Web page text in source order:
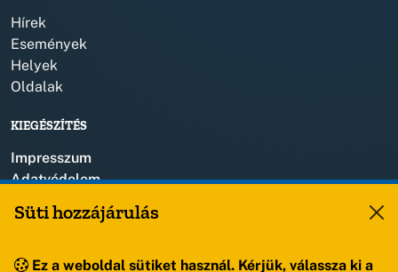
Hírek
Események
Helyek
Oldalak
KIEGÉSZÍTÉS
Impresszum
Adatvédelem
Süti hozzájárulás
Ez a weboldal sütiket használ. Kérjük, válassza ki a